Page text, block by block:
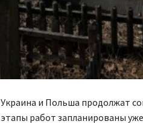
Украина и Польша продолжат
этапы работ запланированы